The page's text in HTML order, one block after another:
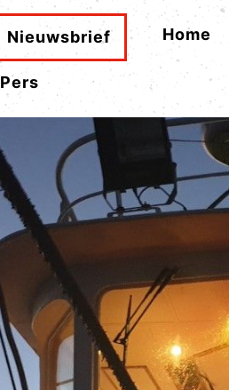
Nieuwsbrief Home
Pers